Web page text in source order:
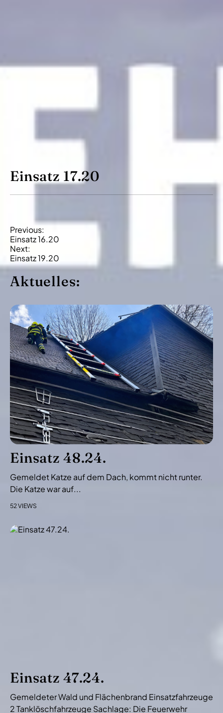
Einsatz 17.20
B
e
i
t
r
g
s
-
N
v
i
g
a
t
i
n
Previous:
Einsatz 16.20
Next:
Einsatz 19.20
Aktuelles:
Einsatz 48.24.
Gemeldet Katze auf dem Dach, kommt nicht runter.
Die Katze war auf...
52 VIEWS
Einsatz 47.24.
Gemeldeter Wald und Flächenbrand Einsatzfahrzeuge
2 Tanklöschfahrzeuge Sachlage: Die Feuerwehr